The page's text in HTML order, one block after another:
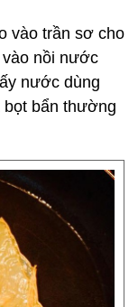
vào trần sơ cho
nồi nước
nước dùng
bẩn thường